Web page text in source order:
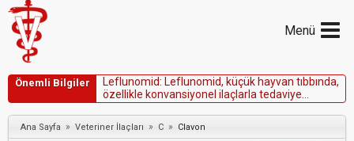
Menü
Önemli Bilgiler Lefunomid: Lefunomid, küçük hayvan tıbbında,
öze ike konvansiyone i açara tedaviye
dirençlihastalardaveyaglukokortikoidler
kontrendikeolduğundaimmünosüpresan
olarak ku ll n la n bir im
Ana Sayfa » Veteriner İlaçları » C » Clavon